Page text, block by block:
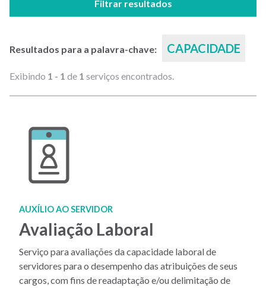
Filtrar resultados
Resultados para a palavra-chave: CAPACIDADE
Exibindo 1 - 1 de 1 serviços encontrados.
AUXÍLIO AO SERVIDOR
Avaliação Laboral
Serviço para avaliações da capacidade laboral de
servidores para o desempenho das atribuições de seus
cargos, com fins de readaptação e/ou delimitação de